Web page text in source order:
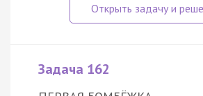
Задача 162